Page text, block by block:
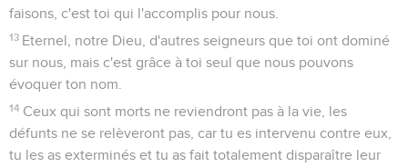
faisons, c'est toi qui l'accomplis pour nous.
13 Eternel, notre Dieu, d'autres seigneurs que toi ont dominé
sur nous, mais c'est grâce à toi seul que nous pouvons
évoquer ton nom.
14 Ceux qui sont morts ne reviendront pas à la vie, les
défunts ne se relèveront pas, car tu es intervenu contre eux,
tu les as exterminés et tu as fait totalement disparaître leur